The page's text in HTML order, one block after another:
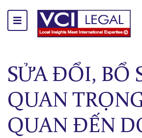
SỬA ĐỔI, BỔ
QUAN
QUAN ĐẾN